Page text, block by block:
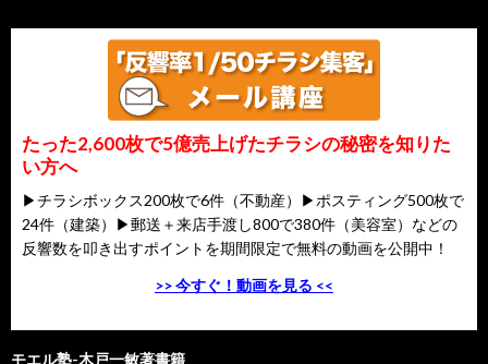
たった2,600枚で5億売上げたチラシの秘密を知りた
い方へ
▶チラシボックス200枚で6件（不動産）▶ポスティング500枚で
24件（建築）▶郵送＋来店手渡し800で380件（美容室）などの
反響数を叩き出すポイントを期間限定で無料の動画を公開中！
>> 今すぐ！動画を見る <<
モエル塾-木戸一敏著書籍